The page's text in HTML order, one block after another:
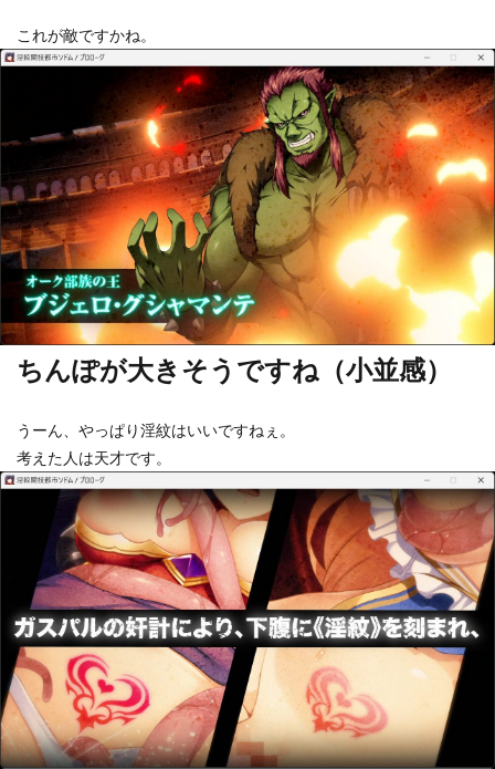
これが敵ですかね。
ちんぽが大きそうですね（小並感）
うーん、やっぱり淫紋はいいですねぇ。
考えた人は天才です。